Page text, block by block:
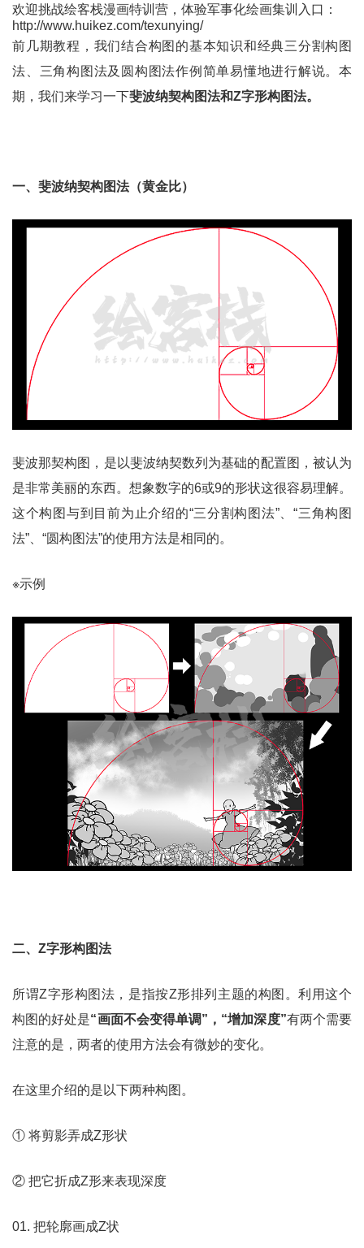
欢迎挑战绘客栈漫画特训营，体验军事化绘画集训入口：
http://www.huikez.com/texunying/
前几期教程，我们结合构图的基本知识和经典三分割构图
法、三角构图法及圆构图法作例简单易懂地进行解说。本
期，我们来学习一下斐波纳契构图法和Z字形构图法。
一、斐波纳契构图法（黄金比）
斐波那契构图，是以斐波纳契数列为基础的配置图，被认为
是非常美丽的东西。想象数字的6或9的形状这很容易理解。
这个构图与到目前为止介绍的“三分割构图法”、“三角构图
法”、“圆构图法”的使用方法是相同的。
※示例
二、Z字形构图法
所谓Z字形构图法，是指按Z形排列主题的构图。利用这个
构图的好处是“画面不会变得单调”，“增加深度”有两个需要
注意的是，两者的使用方法会有微妙的变化。
在这里介绍的是以下两种构图。
① 将剪影弄成Z形状
② 把它折成Z形来表现深度
01. 把轮廓画成Z状